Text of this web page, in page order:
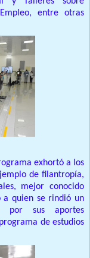
entre otras
exhortó a los
de filantropía,
mejor conocido
a quien se rindió un
por sus aportes
de estudios